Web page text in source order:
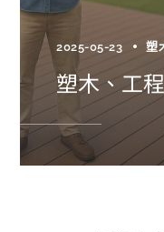
2025-05-23 塑
塑木、工